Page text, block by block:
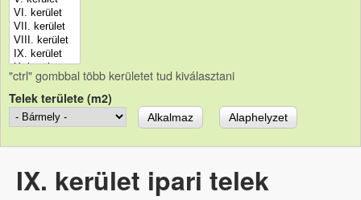
"ctrl" gombbal több kerületet tud kiválasztani
Telek területe (m2)
IX. kerület ipari telek